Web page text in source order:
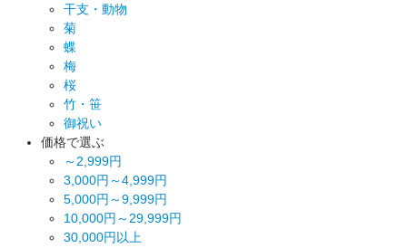
干支・動物
菊
蝶
梅
桜
竹・笹
御祝い
価格で選ぶ
～2,999円
3,000円～4,999円
5,000円～9,999円
10,000円～29,999円
30,000円以上